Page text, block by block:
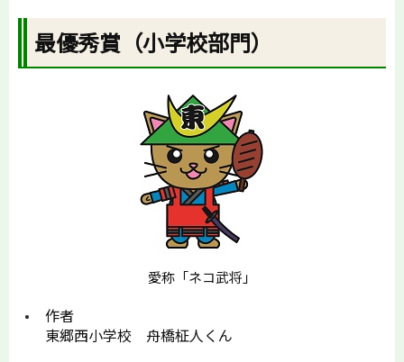
最優秀賞（小学校部門）
愛称「ネコ武将」
作者
東郷西小学校 舟橋柾人くん